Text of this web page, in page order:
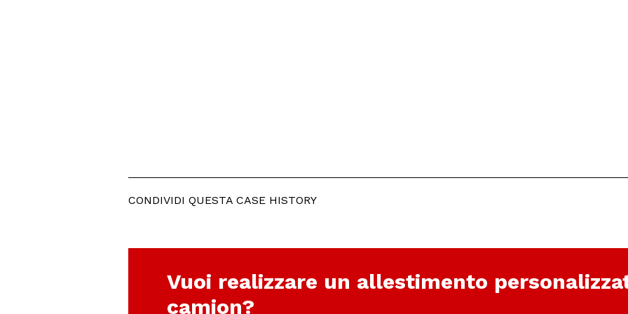
CONDIVIDI QUESTA CASE HISTORY
Vuoi realizzare un allestimento
camion?